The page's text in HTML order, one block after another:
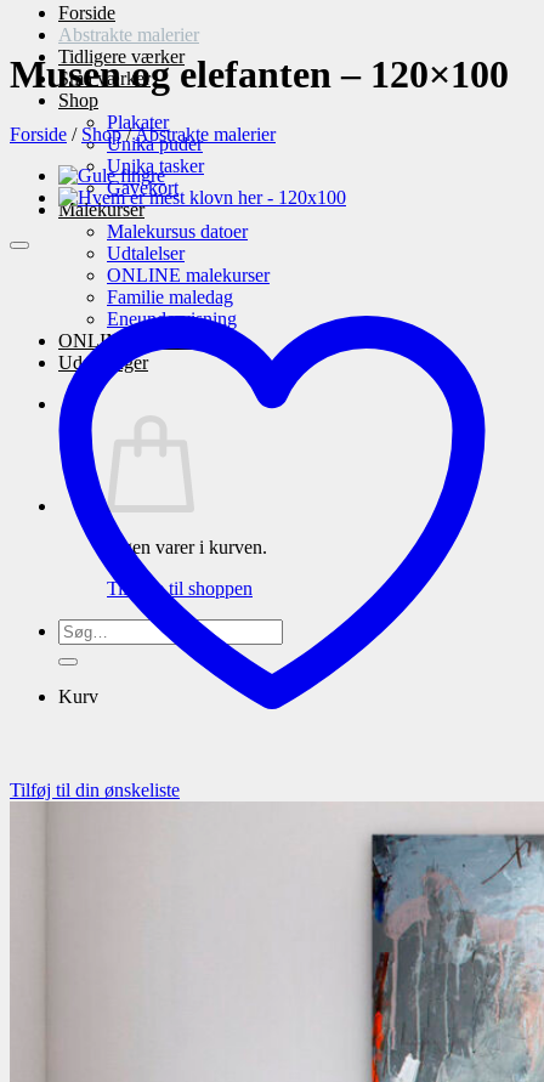
Forside
Abstrakte malerier
Tidligere værker
Små værker
Shop
Plakater
Unika puder
Unika tasker
Gavekort
Malekurser
Malekursus datoer
Udtalelser
ONLINE malekurser
Familie maledag
Eneundervisning
ONLINE maleskole
Udstillinger
Ingen varer i kurven.
Tilbage til shoppen
Søg
efter:
Kurv
Musen og elefanten – 120×100
Forside / Shop /Abstrakte malerier
Tilføj til din ønskeliste